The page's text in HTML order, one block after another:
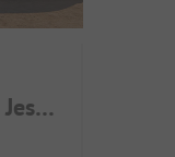
Campingplatz am Quellenbad Jesteburg